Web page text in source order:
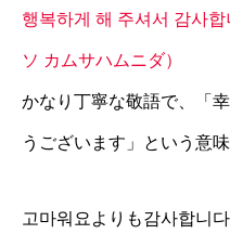
행복하게 해 주셔서 감사
ソ カムサハムニダ）
かなり丁寧な敬語で、「
うございます」という意味
고마워요よりも감사합니